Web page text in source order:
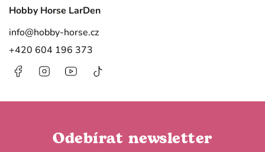
Odebírat newsletter
Hobby Horse LarDen
info@hobby-horse.cz
+420 604 196 373
FacebookInstagramhttps://www.youtube.com/